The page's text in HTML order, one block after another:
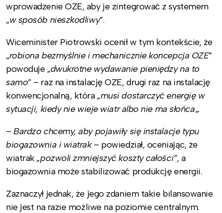
wprowadzenie OZE, aby je zintegrować z systemem
„w sposób nieszkodliwy”.
Wiceminister Piotrowski ocenił w tym kontekście, że
„robiona bezmyślnie i mechanicznie koncepcja OZE”
powoduje „dwukrotne wydawanie pieniędzy na to
samo” – raz na instalację OZE, drugi raz na instalację
konwencjonalną, która„musi dostarczyć energię w
sytuacji, kiedy nie wieje wiatr albo nie ma słońca„.
– Bardzo chcemy, aby pojawiły się instalacje typu
biogazownia i wiatrak– powiedział, oceniając, że
wiatrak„pozwoli zmniejszyć koszty całości”, a
biogazownia może stabilizować produkcję energii.
Zaznaczył jednak, że jego zdaniem takie bilansowanie
nie jest na razie możliwe na poziomie centralnym.